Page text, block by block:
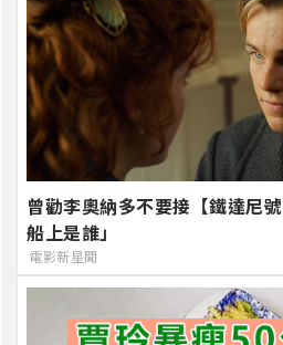
曾勸李奧納多不要接【鐵達尼
船上是誰」
電影新星聞